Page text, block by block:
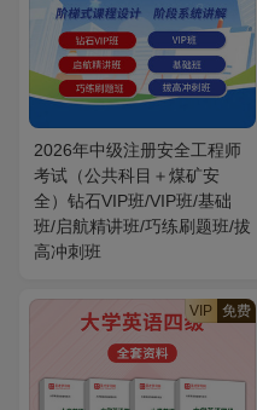
2026年中级注册安全工程师
考试（公共科目＋煤矿安
全）钻石VIP班/VIP班/基础
班/启航精讲班/巧练刷题班/拔
高冲刺班
VIP 免费